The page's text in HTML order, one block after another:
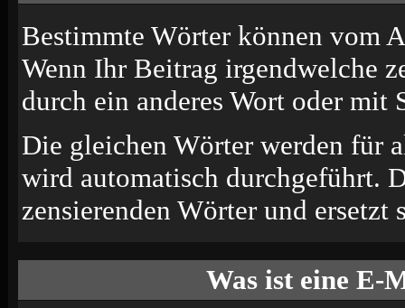
Bestimmte Wörter können vom
Wenn Ihr Beitrag irgendwelche
durch ein anderes Wort oder mit
Die gleichen Wörter werden für
wird automatisch durchgeführt.
zensierenden Wörter und ersetzt
Was ist eine E-